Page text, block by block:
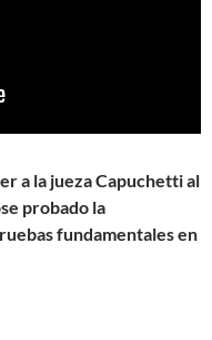
a la jueza Capuchetti al
probado la
fundamentales en
el padre fascista de